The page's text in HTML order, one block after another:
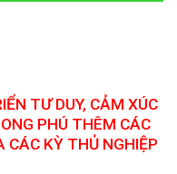
TƯ DUY, CẢM XÚC
PHÚ THÊM CÁC
CÁC KỲ THỦ NGHIỆP